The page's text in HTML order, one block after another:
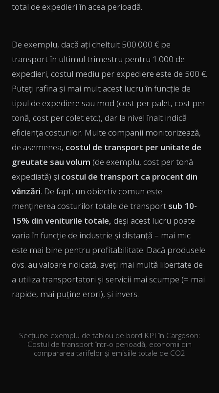
total de expedieri în acea perioadă.
De exemplu, dacă ați cheltuit 500.000 € pe
transport în ultimul trimestru pentru 1.000 de
expedieri, costul mediu per expediere este de 500 €.
Puteți rafina și mai mult acest lucru în funcție de
tipul de expediere sau mod (cost per palet, cost per
tonă, cost per colet etc.), dar la nivel înalt indică
eficiența costurilor. Multe companii monitorizează,
de asemenea, costul de transport per unitate de
greutate sau volum (de exemplu, cost per tonă
expediată) și costul de transport ca procent din
vânzări. De fapt, un obiectiv comun este
menținerea costurilor totale de transport sub 10-
15% din veniturile totale, deși acest lucru poate
varia în funcție de industrie și distanță – mai mic
este mai bine pentru profitabilitate. Dacă produsele
dvs. au valoare ridicată, aveți mai multă libertate de
a utiliza transportatori și servicii mai scumpe (= mai
rapide, mai puține erori), și invers.
Secțiune exemplu de tablou de bord KPI în Cargoson:
Costul de transport într-o perioadă, economii din
compararea tarifelor și emisiile totale de CO2